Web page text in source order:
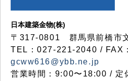
日本建築金物(株)
〒317‐0801 群馬県前橋市
TEL：027-221-2040 / FAX
gcww616@ybb.ne.jp
営業時間：9:00〜18:00 / 定